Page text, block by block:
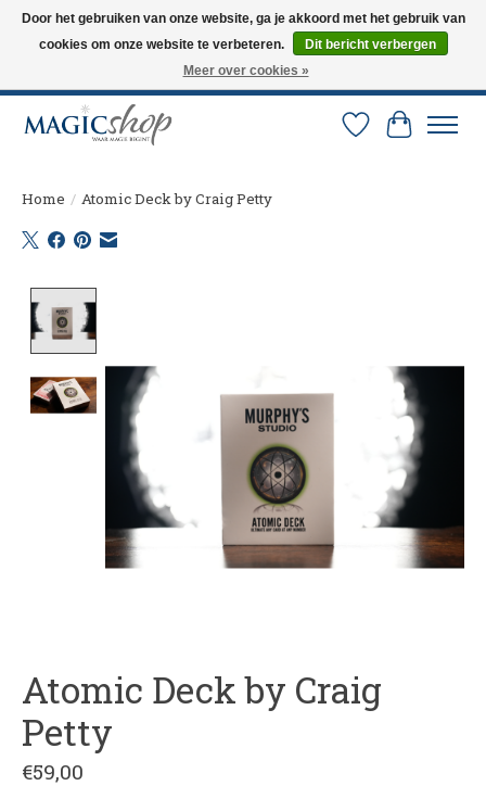
Altijd de nieuwste trucs op voorraad. Snelle verzending via PostNL en DHL.
Langskomen in onze winkel? Bel of mail om een afspraak te maken. 0251-
Verlanglijst
Home / Atomic Deck by Craig Petty
Atomic Deck by Craig
Petty
€59,00
Door het gebruiken van onze website, ga je akkoord met het gebruik van
cookies om onze website te verbeteren.
Dit bericht verbergen
Meer over cookies »